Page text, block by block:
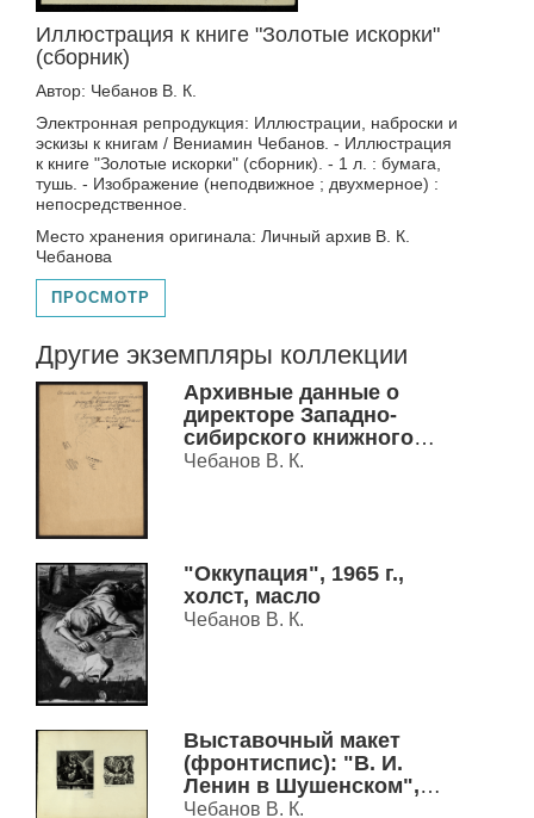
Иллюстрация к книге "Золотые искорки"
(сборник)
Автор: Чебанов В. К.
Электронная репродукция: Иллюстрации, наброски и
эскизы к книгам / Вениамин Чебанов. - Иллюстрация
к книге "Золотые искорки" (сборник). - 1 л. : бумага,
тушь. - Изображение (неподвижное ; двухмерное) :
непосредственное.
Место хранения оригинала: Личный архив В. К.
Чебанова
ПРОСМОТР
Другие экземпляры коллекции
Архивные данные о
директоре Западно-
сибирского книжного
издательства Симаевой
Чебанов В. К.
"Оккупация", 1965 г.,
холст, масло
Чебанов В. К.
Выставочный макет
(фронтиспис): "В. И.
Ленин в Шушенском",
"А. М. Горький", 1980 г.
Чебанов В. К.